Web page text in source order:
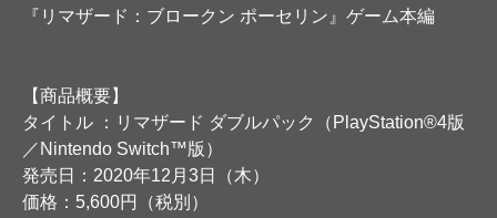
『リマザード：ブロークン ポーセリン』ゲーム本編
【商品概要】
タイトル ：リマザード ダブルパック（PlayStation®4版
／Nintendo Switch™版）
発売日：2020年12月3日（木）
価格：5,600円（税別）